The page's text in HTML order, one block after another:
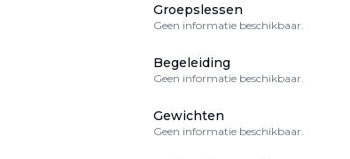
Groepslessen
Geen informatie beschikbaar.
Begeleiding
Geen informatie beschikbaar.
Gewichten
Geen informatie beschikbaar.